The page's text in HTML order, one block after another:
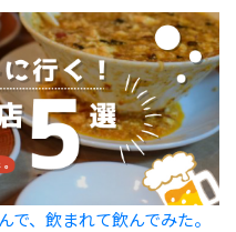
、飲まれて飲んでみた。